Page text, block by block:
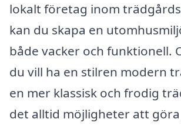
lokalt företag inom
kan du skapa en
både vacker och funktionell.
du vill ha en stilren modern
en mer klassisk och frodig
det alltid möjligheter att